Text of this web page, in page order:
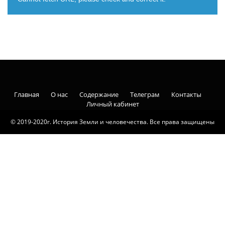
© 2019-2020г. История Земли и человечества. Все права защищены
Главная О нас Содержание Телеграм
Контакты
Личный кабинет